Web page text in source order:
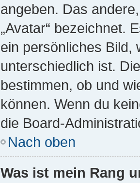
angeben. Das
„Avatar“ bezeichnet.
ein persönliches Bild,
unterschiedlich ist.
bestimmen, ob und
können. Wenn du
die Board-
Nach oben
Was ist mein Rang